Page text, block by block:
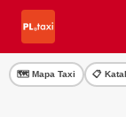
Przejdź
nawigacji
Przejdź
treści
🗺️ Mapa Taxi 📋